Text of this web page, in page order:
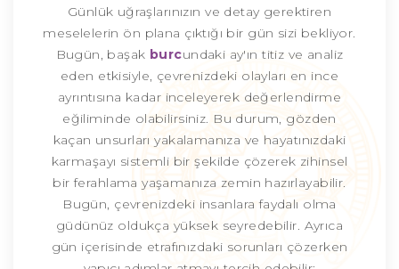
Günlük uğraşlarınızın ve detay gerektiren
meselelerin ön plana çıktığı bir gün sizi bekliyor.
Bugün, başak burcundaki ay'ın titiz ve analiz
eden etkisiyle, çevrenizdeki olayları en ince
ayrıntısına kadar inceleyerek değerlendirme
eğiliminde olabilirsiniz. Bu durum, gözden
kaçan unsurları yakalamanıza ve hayatınızdaki
karmaşayı sistemli bir şekilde çözerek zihinsel
bir ferahlama yaşamanıza zemin hazırlayabilir.
Bugün, çevrenizdeki insanlara faydalı olma
güdünüz oldukça yüksek seyredebilir. Ayrıca
gün içerisinde etrafınızdaki sorunları çözerken